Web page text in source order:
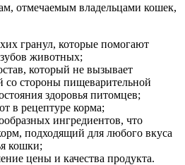
отмечаемым владельцами кошек,
гранул, которые помогают
животных;
который не вызывает
со стороны пищеварительной
здоровья питомцев;
в рецептуре корма;
ингредиентов, что
подходящий для любого вкуса
кошки;
цены и качества продукта.